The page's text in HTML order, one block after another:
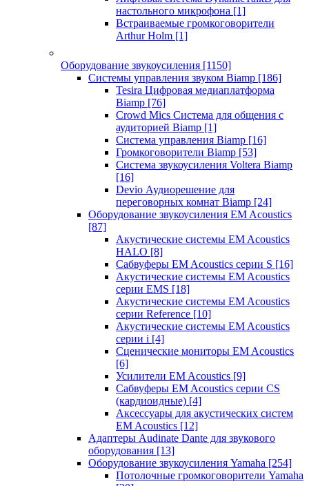
настольного микрофона [1]
Встраиваемые громкоговорители
Arthur Holm [1]
Оборудование звукоусиления [1150]
Системы управления звуком Biamp [186]
Tesira Цифровая медиаплатформа
Biamp [76]
Crowd Mics Система для общения с
аудиторией Biamp [1]
Система управления Biamp [16]
Громкоговорители Biamp [53]
Система звукоусиления Voltera Biamp
[16]
Devio Аудиорешение для
переговорных комнат Biamp [24]
Оборудование звукоусиления EM Acoustics
[87]
Акустические системы EM Acoustics
HALO [8]
Сабвуферы EM Acoustics серии S [16]
Акустические системы EM Acoustics
серии EMS [18]
Акустические системы EM Acoustics
серии Reference [10]
Акустические системы EM Acoustics
серии i [4]
Сценические мониторы EM Acoustics
[6]
Усилители EM Acoustics [9]
Сабвуферы EM Acoustics серии CS
(кардиоидные) [4]
Аксессуары для акустических систем
EM Acoustics [12]
Адаптеры Audinate Dante для звукового
оборудования [13]
Оборудование звукоусиления Yamaha [254]
Потолочные громкоговорители Yamaha